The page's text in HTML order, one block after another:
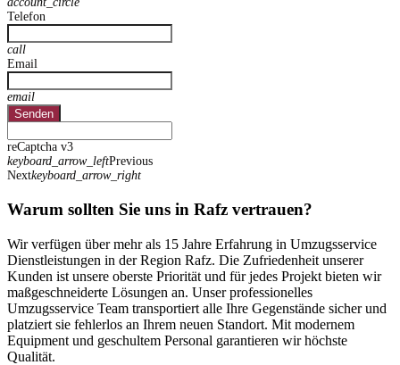
Telefon
call
Email
email
Senden
reCaptcha v3
keyboard_arrow_leftPrevious
Nextkeyboard_arrow_right
Warum sollten Sie uns in Rafz vertrauen?
Wir verfügen über mehr als 15 Jahre Erfahrung in Umzugsservice
Dienstleistungen in der Region Rafz. Die Zufriedenheit unserer
Kunden ist unsere oberste Priorität und für jedes Projekt bieten wir
maßgeschneiderte Lösungen an. Unser professionelles
Umzugsservice Team transportiert alle Ihre Gegenstände sicher und
platziert sie fehlerlos an Ihrem neuen Standort. Mit modernem
Equipment und geschultem Personal garantieren wir höchste
Qualität.